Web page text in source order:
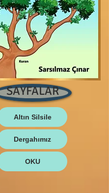
SAYFALAR
Altın Silsile
Dergahımız
OKU